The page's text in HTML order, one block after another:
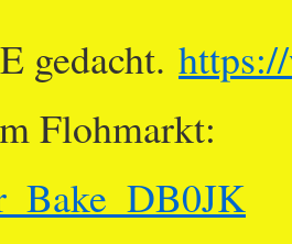
gedacht.
Flohmarkt: